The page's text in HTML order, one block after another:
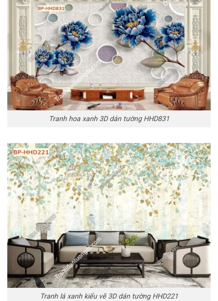
Tranh hoa xanh 3D dán tường HHD831
Tranh lá xanh kiểu vẽ 3D dán tường HHD221